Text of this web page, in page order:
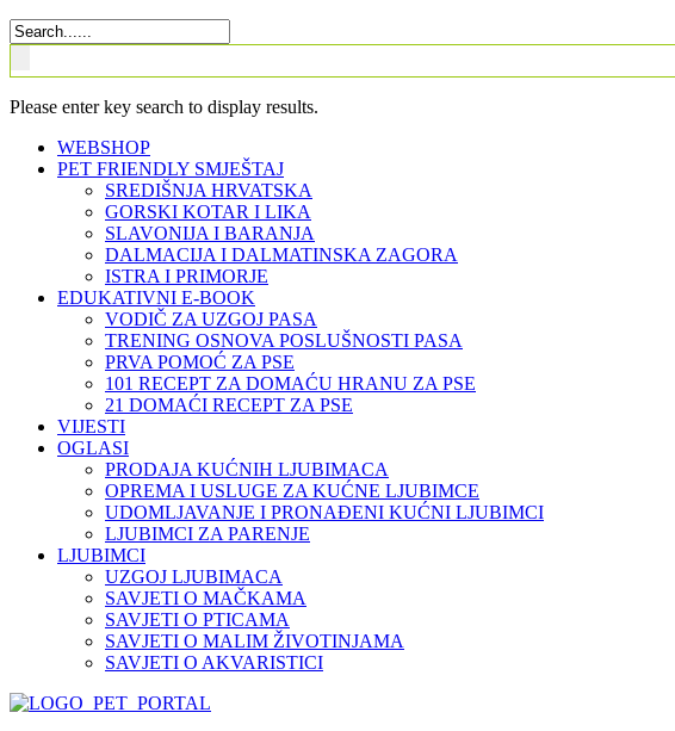
Please enter key search to display results.
WEBSHOP
PET FRIENDLY SMJEŠTAJ
SREDIŠNJA HRVATSKA
GORSKI KOTAR I LIKA
SLAVONIJA I BARANJA
DALMACIJA I DALMATINSKA ZAGORA
ISTRA I PRIMORJE
EDUKATIVNI E-BOOK
VODIČ ZA UZGOJ PASA
TRENING OSNOVA POSLUŠNOSTI PASA
PRVA POMOĆ ZA PSE
101 RECEPT ZA DOMAĆU HRANU ZA PSE
21 DOMAĆI RECEPT ZA PSE
VIJESTI
OGLASI
PRODAJA KUĆNIH LJUBIMACA
OPREMA I USLUGE ZA KUĆNE LJUBIMCE
UDOMLJAVANJE I PRONAĐENI KUĆNI LJUBIMCI
LJUBIMCI ZA PARENJE
LJUBIMCI
UZGOJ LJUBIMACA
SAVJETI O MAČKAMA
SAVJETI O PTICAMA
SAVJETI O MALIM ŽIVOTINJAMA
SAVJETI O AKVARISTICI